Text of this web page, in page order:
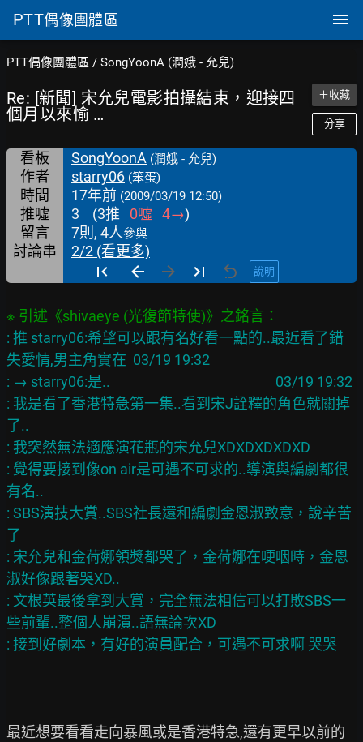
PTT偶像團體區
PTT偶像團體區 / SongYoonA (潤娥 - 允兒)
Re: [新聞] 宋允兒電影拍攝結束，迎接四
個月以來愉 …
＋收藏
分享
看板 SongYoonA (潤娥 - 允兒)
作者 starry06 (笨蛋)
時間 17年前 (2009/03/19 12:50)
推噓 3 (3推 0噓 4→)
留言
7則, 4人參與
討論串 2/2 (看更多)
說明
: 推 starry06:希望可以跟有名好看一點的..最近看了錯
失愛情,男主角實在  03/19 19:32
: → starry06:是..                                                   03/19 19:32
: 我是看了香港特急第一集..看到宋J詮釋的角色就關掉
了..
: 我突然無法適應演花瓶的宋允兒XDXDXDXDXD
: 覺得要接到像on air是可遇不可求的..導演與編劇都很
有名..
: SBS演技大賞..SBS社長還和編劇金恩淑致意，說辛苦
了
: 宋允兒和金荷娜領獎都哭了，金荷娜在哽咽時，金恩
淑好像跟著哭XD..
: 文根英最後拿到大賞，完全無法相信可以打敗SBS一
些前輩..整個人崩潰..語無論次XD
最近想要看看走向暴風或是香港特急,還有更早以前的